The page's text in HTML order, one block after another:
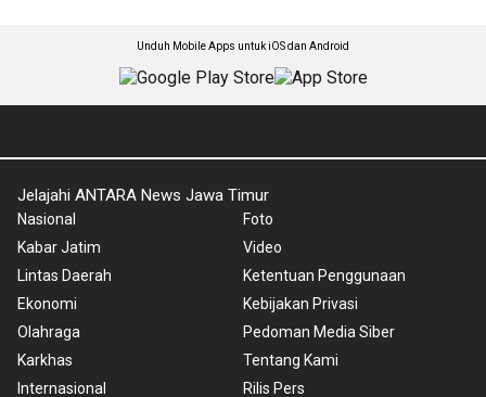
Unduh Mobile Apps untuk iOS dan Android
Jelajahi ANTARA News Jawa Timur
Nasional
Kabar Jatim
Lintas Daerah
Ekonomi
Olahraga
Karkhas
Internasional
Foto
Video
Ketentuan Penggunaan
Kebijakan Privasi
Pedoman Media Siber
Tentang Kami
Rilis Pers